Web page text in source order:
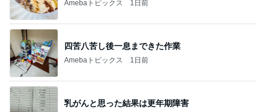
Amebaトピックス 1日前
四苦八苦し後一息まできた作業
Amebaトピックス 1日前
乳がんと思った結果は更年期障害